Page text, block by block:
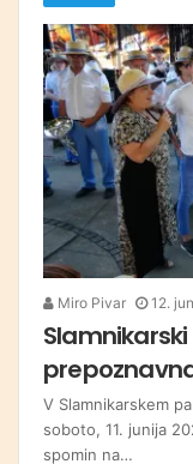
Miro Pivar 12.
V Slamnikarskem
soboto, 11. junija
spomin na…